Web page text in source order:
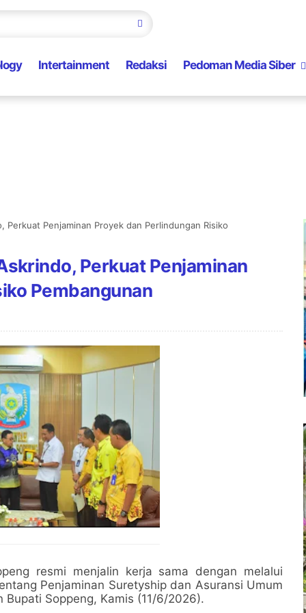
Intertainment Redaksi Pedoman Media Siber
Perkuat Penjaminan Proyek dan Perlindungan Risiko
Perkuat Penjaminan
Pembangunan
resmi menjalin kerja sama dengan melalui
Penjaminan Suretyship dan Asuransi Umum
Soppeng, Kamis (11/6/2026).